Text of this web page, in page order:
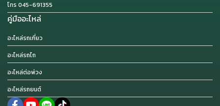
โทร 045-691355
คู่มืออะไหล่
อะไหล่รถเกี่ยว
อะไหล่รถไถ
อะไหล่ต่อพ่วง
อะไหล่รถยนต์